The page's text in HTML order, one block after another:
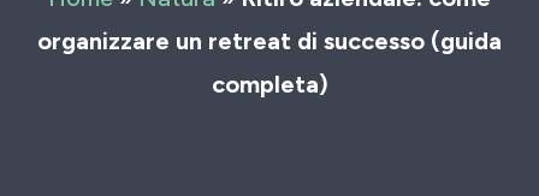
organizzare un retreat di successo (guida
completa)